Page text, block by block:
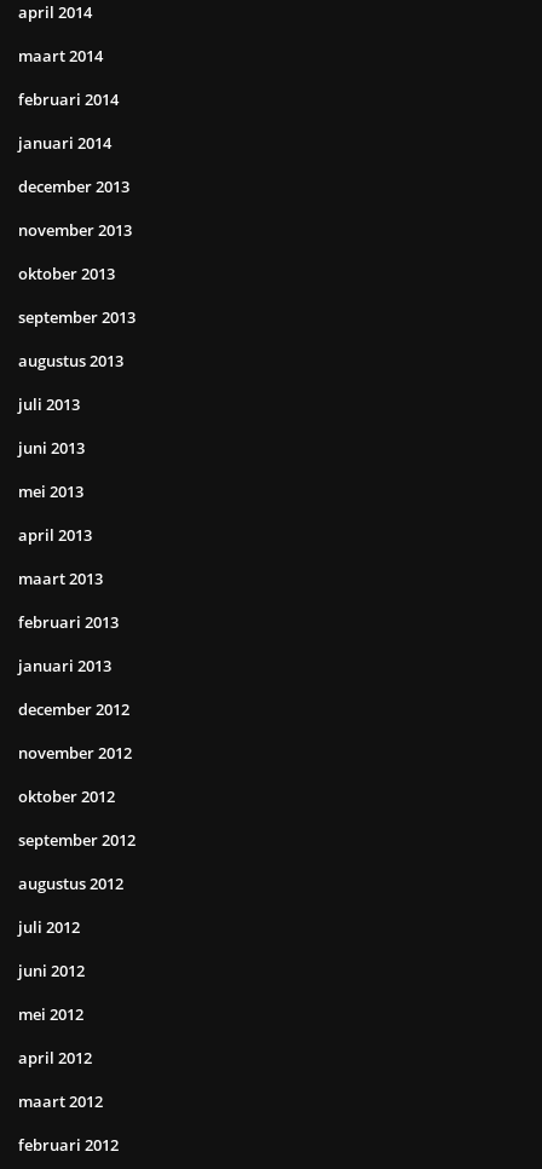
april 2014
maart 2014
februari 2014
januari 2014
december 2013
november 2013
oktober 2013
september 2013
augustus 2013
juli 2013
juni 2013
mei 2013
april 2013
maart 2013
februari 2013
januari 2013
december 2012
november 2012
oktober 2012
september 2012
augustus 2012
juli 2012
juni 2012
mei 2012
april 2012
maart 2012
februari 2012